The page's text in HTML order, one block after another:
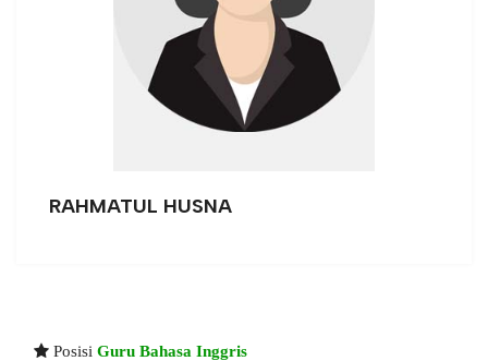
RAHMATUL HUSNA
Posisi Guru Bahasa Inggris